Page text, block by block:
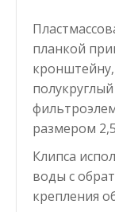
планкой
размером
Клипса
воды с
крепления